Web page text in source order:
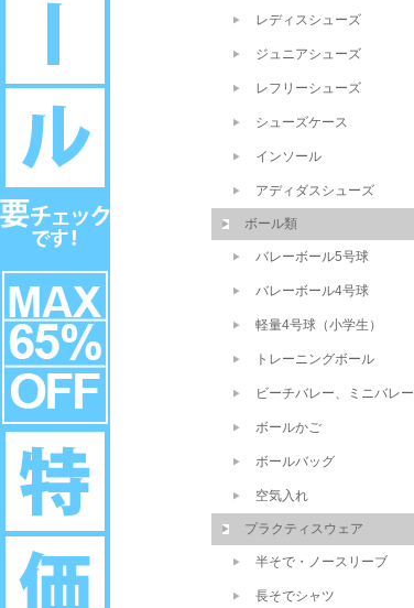
レディスシューズ
ジュニアシューズ
レフリーシューズ
シューズケース
インソール
アディダスシューズ
ボール類
バレーボール5号球
バレーボール4号球
軽量4号球（小学生）
トレーニングボール
ビーチバレー、ミニバレー
ボールかご
ボールバッグ
空気入れ
プラクティスウェア
半そで・ノースリーブ
長そでシャツ